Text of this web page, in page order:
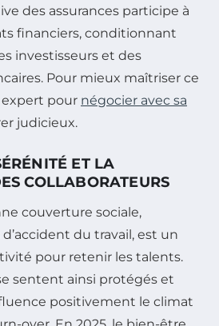
des assurances participe à
financiers, conditionnant
investisseurs et des
Pour mieux maîtriser ce
pour négocier avec sa
judicieux.
ET LA
COLLABORATEURS
couverture sociale,
du travail, est un
pour retenir les talents.
sentent ainsi protégés et
positivement le climat